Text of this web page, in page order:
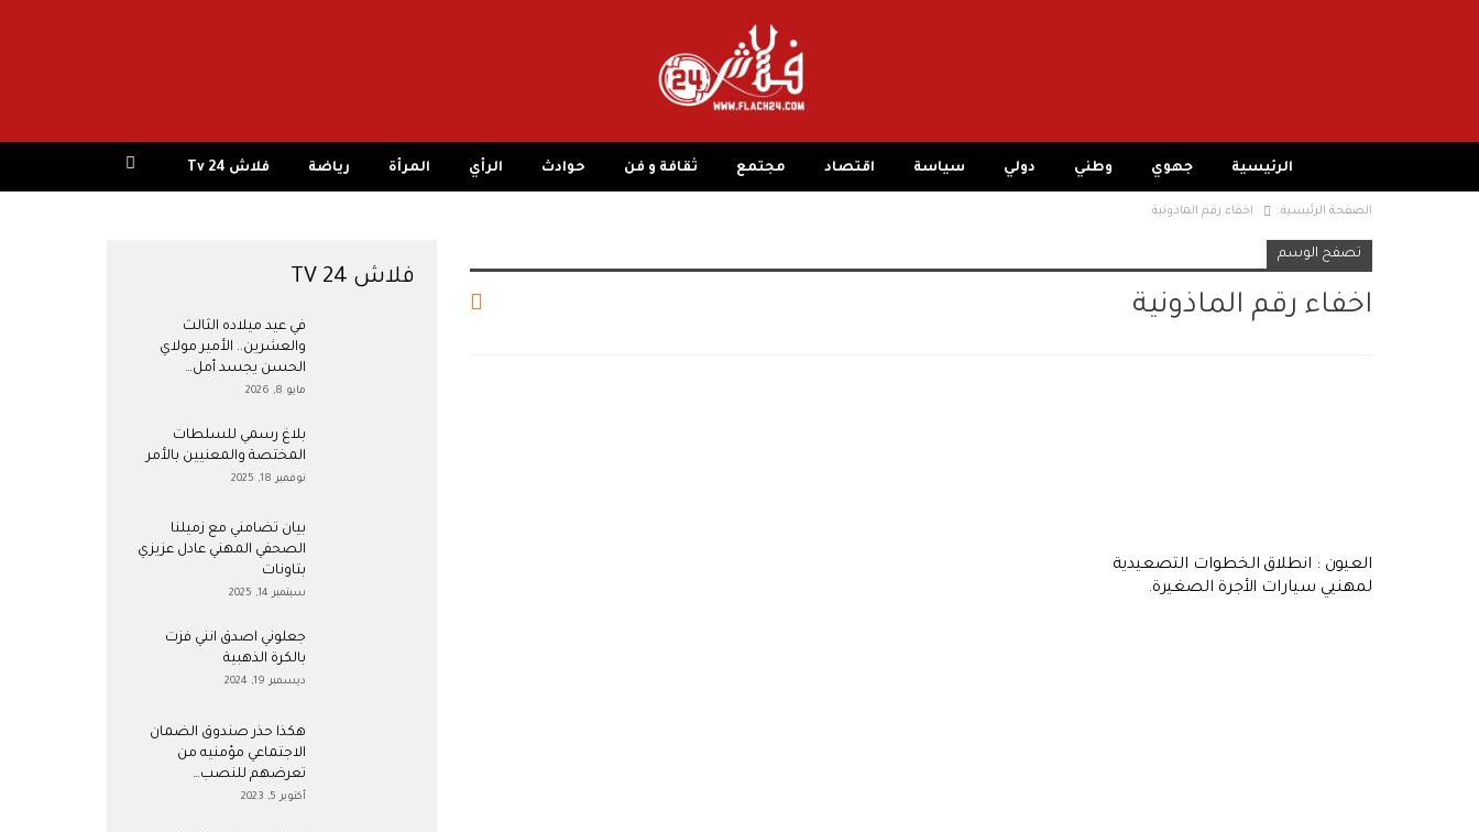
الرئيسية جهوي وطني دولي سياسة اقتصاد مجتمع ثقافة و فن حوادث الرأي المرأة رياضة فلاش 24 Tv
الصفحة الرئيسية اخفاء رقم الماذونية
تصفح الوسم
اخفاء رقم الماذونية
العيون : انطلاق الخطوات التصعيدية
لمهنيي سيارات الأجرة الصغيرة.
فلاش 24 TV
في عيد ميلاده الثالث
والعشرين.. الأمير مولاي
الحسن يجسد أمل…
مايو 8, 2026
بلاغ رسمي للسلطات
المختصة والمعنيين بالأمر
نوفمبر 18, 2025
بيان تضامني مع زميلنا
الصحفي المهني عادل عزيزي
بتاونات
سبتمبر 14, 2025
جعلوني اصدق انني فزت
بالكرة الذهبية
ديسمبر 19, 2024
هكذا حذر صندوق الضمان
الاجتماعي مؤمنيه من
تعرضهم للنصب…
أكتوبر 5, 2023